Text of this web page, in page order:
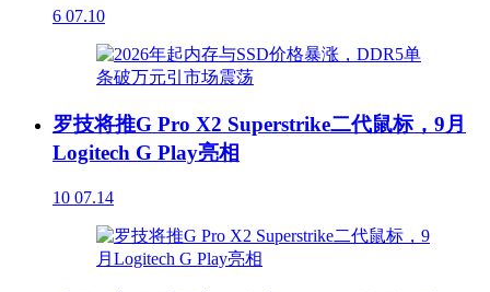
6 07.10
罗技将推G Pro X2 Superstrike二代鼠标，9月
Logitech G Play亮相
10 07.14